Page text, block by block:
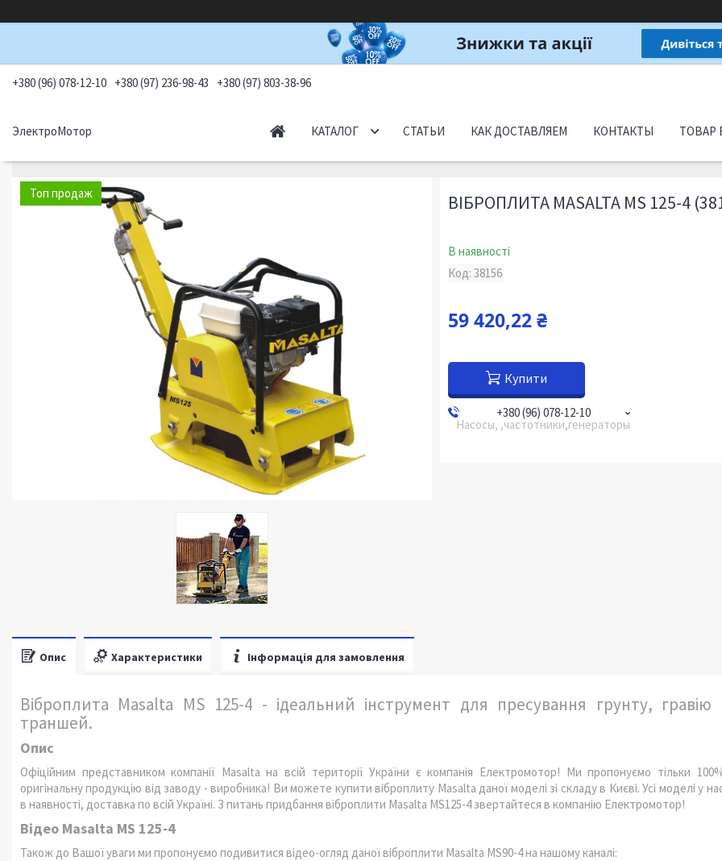
+380 (96) 078-12-10 +380 (97) 236-98-43 +380 (97) 803-38-96
ЭлектроМотор КАТАЛОГ СТАТЬИ КАК ДОСТАВЛЯЕМ КОНТАКТЫ ТОВАР
Топ продаж ВІБРОПЛИТА MASALTA MS 125-4
В наявності
Код:38156
59 420,22 ₴
Купити
+380 (96) 078-12-10
Насосы, ,частотники,генераторы
Опис Характеристики Інформація для замовлення
Віброплита Masalta MS 125-4 - ідеальний інструмент для пресування грунту, гравію
траншей.
Опис
Офіційним представником компанії Masalta на всій території України є компанія Електромотор! Ми пропонуємо тільки
оригінальну продукцію від заводу - виробника! Ви можете купити віброплиту Masalta даної моделі зі складу в Києві. Усі моделі у
в наявності, доставка по всій Україні. З питань придбання віброплити Masalta MS125-4 звертайтеся в компанію Електромотор!
Відео Masalta MS 125-4
Також до Вашої уваги ми пропонуємо подивитися відео-огляд даної віброплити Masalta MS90-4 на нашому каналі: